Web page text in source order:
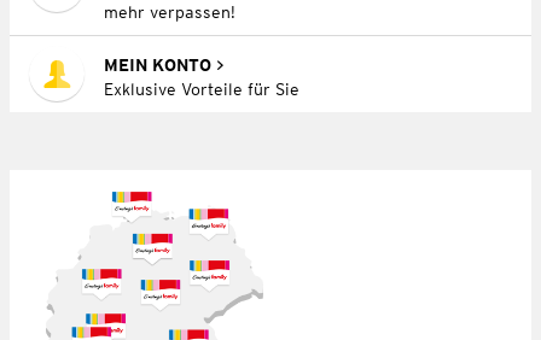
mehr verpassen!
MEIN KONTO
Exklusive Vorteile für Sie